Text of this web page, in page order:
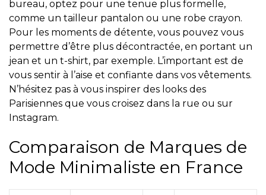
bureau, optez pour une tenue plus formelle,
comme un tailleur pantalon ou une robe crayon.
Pour les moments de détente, vous pouvez vous
permettre d’être plus décontractée, en portant un
jean et un t-shirt, par exemple. L’important est de
vous sentir à l’aise et confiante dans vos vêtements.
N’hésitez pas à vous inspirer des looks des
Parisiennes que vous croisez dans la rue ou sur
Instagram.
Comparaison de Marques de
Mode Minimaliste en France